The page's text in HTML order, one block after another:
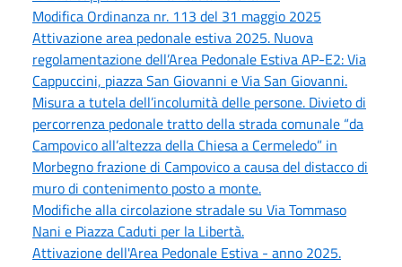
Modifica Ordinanza nr. 113 del 31 maggio 2025
Attivazione area pedonale estiva 2025. Nuova
regolamentazione dell’Area Pedonale Estiva AP-E2: Via
Cappuccini, piazza San Giovanni e Via San Giovanni.
Misura a tutela dell’incolumità delle persone. Divieto di
percorrenza pedonale tratto della strada comunale “da
Campovico all’altezza della Chiesa a Cermeledo” in
Morbegno frazione di Campovico a causa del distacco di
muro di contenimento posto a monte.
Modifiche alla circolazione stradale su Via Tommaso
Nani e Piazza Caduti per la Libertà.
Attivazione dell'Area Pedonale Estiva - anno 2025.